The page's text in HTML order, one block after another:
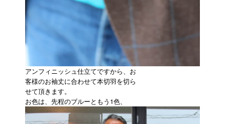
アンフィニッシュ仕立てですから、お
客様のお袖丈に合わせて本切羽を切ら
せて頂きます。
お色は、先程のブルーともう1色、